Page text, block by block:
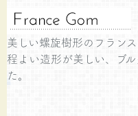
美しい螺旋樹形のフランス
程よい造形が美しい、ブ
た。